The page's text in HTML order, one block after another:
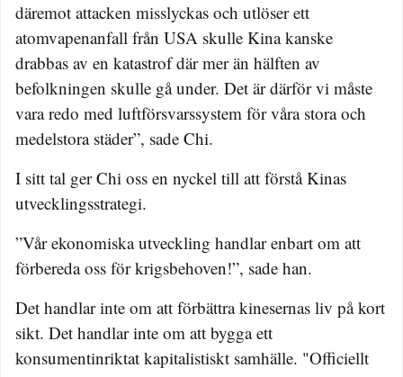
däremot attacken misslyckas och utlöser ett
atomvapenanfall från USA skulle Kina kanske
drabbas av en katastrof där mer än hälften av
befolkningen skulle gå under. Det är därför vi måste
vara redo med luftförsvarssystem för våra stora och
medelstora städer”, sade Chi.
I sitt tal ger Chi oss en nyckel till att förstå Kinas
utvecklingsstrategi.
”Vår ekonomiska utveckling handlar enbart om att
förbereda oss för krigsbehoven!”, sade han.
Det handlar inte om att förbättra kinesernas liv på kort
sikt. Det handlar inte om att bygga ett
konsumentinriktat kapitalistiskt samhälle. "Officiellt